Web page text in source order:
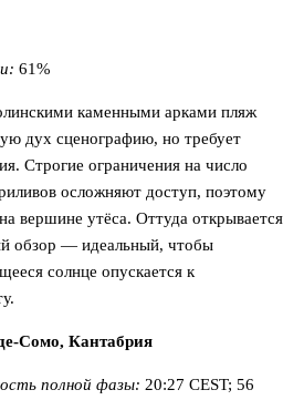
61%
каменными арками пляж
дух сценографию, но требует
Строгие ограничения на число
осложняют доступ, поэтому
вершине утёса. Оттуда открывается
обзор — идеальный, чтобы
солнце опускается к
Сомо, Кантабрия
полной фазы: 20:27 CEST; 56